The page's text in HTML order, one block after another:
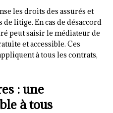
les droits des assurés et
litige. En cas de désaccord
peut saisir le médiateur de
et accessible. Ces
à tous les contrats,
: une
à tous